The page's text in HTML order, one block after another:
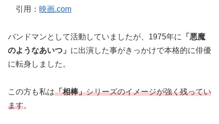
引用： 映画.com
バンドマンとして活動していましたが、1975年に
「悪魔
のようなあいつ」 に出演した事がきっかけで本格的に俳優
に転身しました。
この方も私は「相棒」シリーズのイメージが強く残ってい
ます。